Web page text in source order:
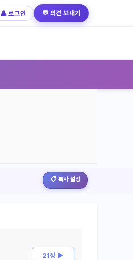
👤 로그인 💬 의견 보내기
📋 복사 설정
21장 ▶